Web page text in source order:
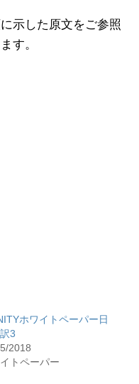
示した原文をご参照
す。
ホワイトペーパー日
3
2018
トペーパー